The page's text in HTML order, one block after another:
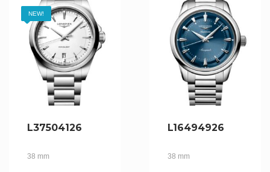
NEW!
L37504126
38 mm
L16494926
38 mm